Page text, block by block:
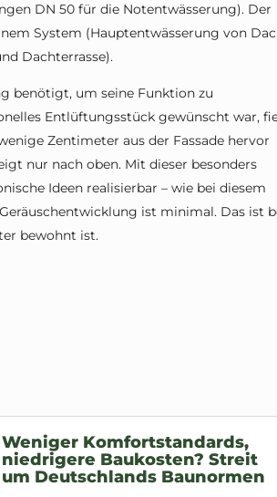
DN 50 für die Notentwässerung). Der
System (Hauptentwässerung von
Dachterrasse).
benötigt, um seine Funktion zu
Entlüftungsstück gewünscht war,
Zentimeter aus der Fassade hervor
nur nach oben. Mit dieser besonders
Ideen realisierbar – wie bei diesem
ist minimal. Das ist
bewohnt ist.
Weniger Komfortstandards,
niedrigere Baukosten? Streit
um Deutschlands Baunormen